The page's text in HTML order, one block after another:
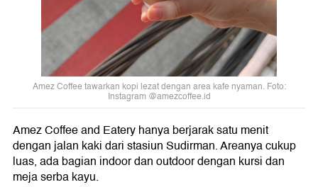
Amez Coffee tawarkan kopi lezat dengan area kafe nyaman. Foto:
Instagram @amezcoffee.id
Amez Coffee and Eatery hanya berjarak satu menit
dengan jalan kaki dari stasiun Sudirman. Areanya cukup
luas, ada bagian indoor dan outdoor dengan kursi dan
meja serba kayu.